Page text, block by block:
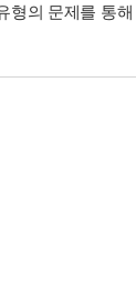
의 문제를 통